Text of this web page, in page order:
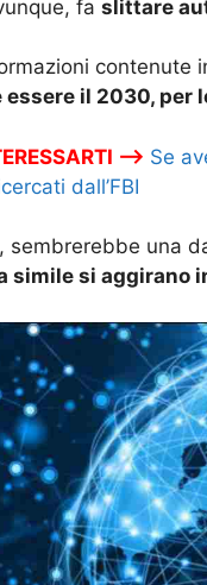
fa slittare
contenute
essere il 2030, per
–> Se
dall’FBI
sembrerebbe una
simile si aggirano